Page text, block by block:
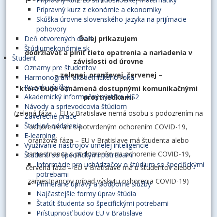
Prípravný kurz z ekonómie a ekonomiky
Skúška úrovne slovenského jazyka na prijímacie
pohovory
Deň otvorených dverí
Štúdiumekonómie.sk
Študent
Oznamy pre študentov
Harmonogram akademického roka
Rozvrh výučby
Akademický informačný systém AiS2
Návody a sprievodcovia štúdiom
Záverečné práce
Študijné oddelenia
E-learning
Využívanie nástrojov umelej inteligencie
Študenti so špecifickými potrebami
Informácie pre uchádzačov o štúdium so špecifickými
potrebami
Primerané úpravy a podporné služby
Najčastejšie formy úprav štúdia
Štatút študenta so špecifickými potrebami
Prístupnosť budov EU v Bratislave
Ďalej prikazujem
dodržiavať a plniť tieto opatrenia a nariadenia v
závislosti od úrovne
– zelenej, oranžovej, červenej –
ktorá bude oznámená dostupnými komunikačnými
prostriedkami
(zelená fáza – EU v Bratislave nemá osobu s podozrením na
ochorenie ani s potvrdeným ochorením COVID-19,
oranžová fáza – EU v Bratislave má študenta alebo
zamestnanca s podozrením na ochorenie COVID-19,
červená fáza – EU v Bratislave má u študentov alebo
zamestnancov prípad výskytu ochorenia COVID-19)